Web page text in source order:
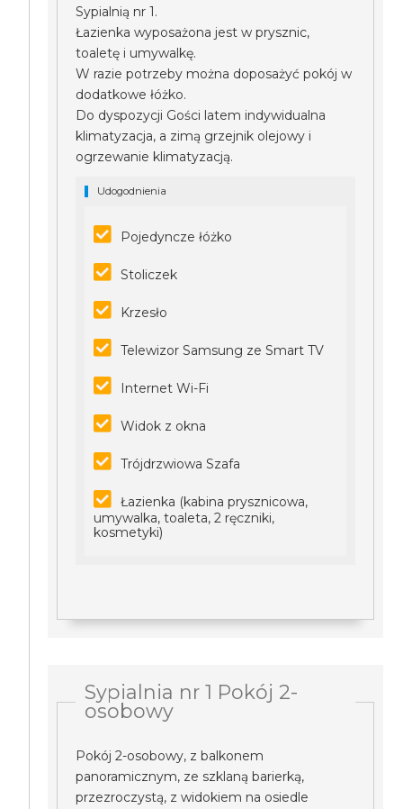
Sypialnią nr 1.
Łazienka wyposażona jest w prysznic,
toaletę i umywalkę.
W razie potrzeby można doposażyć pokój w
dodatkowe łóżko.
Do dyspozycji Gości latem indywidualna
klimatyzacja, a zimą grzejnik olejowy i
ogrzewanie klimatyzacją.
Udogodnienia
Pojedyncze łóżko
Stoliczek
Krzesło
Telewizor Samsung ze Smart TV
Internet Wi-Fi
Widok z okna
Trójdrzwiowa Szafa
Łazienka (kabina prysznicowa,
umywalka, toaleta, 2 ręczniki,
kosmetyki)
Sypialnia nr 1 Pokój 2-
osobowy
Pokój 2-osobowy, z balkonem
panoramicznym, ze szklaną barierką,
przezroczystą, z widokiem na osiedle